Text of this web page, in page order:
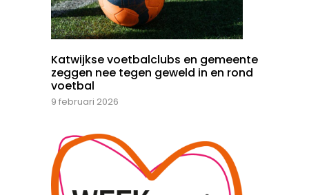
Katwijkse voetbalclubs en gemeente
zeggen nee tegen geweld in en rond
voetbal
9 februari 2026